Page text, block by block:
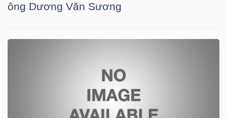
ông Dương Văn Sương
CHÍNH